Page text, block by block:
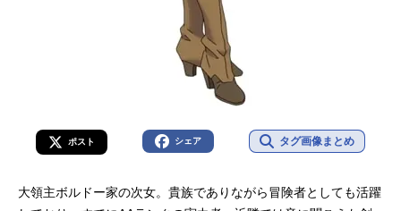
ポスト シェア タグ画像まとめ
大領主ボルドー家の次女。貴族でありながら冒険者としても活躍